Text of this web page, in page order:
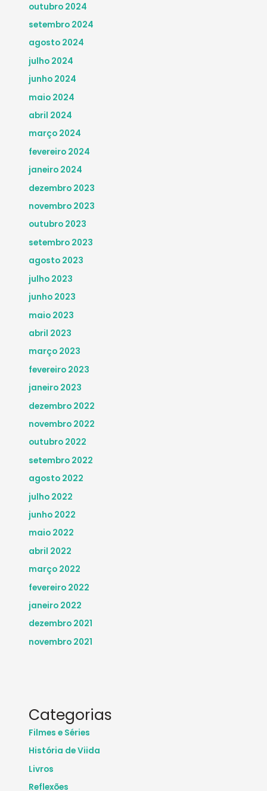
outubro 2024
setembro 2024
agosto 2024
julho 2024
junho 2024
maio 2024
abril 2024
março 2024
fevereiro 2024
janeiro 2024
dezembro 2023
novembro 2023
outubro 2023
setembro 2023
agosto 2023
julho 2023
junho 2023
maio 2023
abril 2023
março 2023
fevereiro 2023
janeiro 2023
dezembro 2022
novembro 2022
outubro 2022
setembro 2022
agosto 2022
julho 2022
junho 2022
maio 2022
abril 2022
março 2022
fevereiro 2022
janeiro 2022
dezembro 2021
novembro 2021
Categorias
Filmes e Séries
História de Viida
Livros
Reflexões